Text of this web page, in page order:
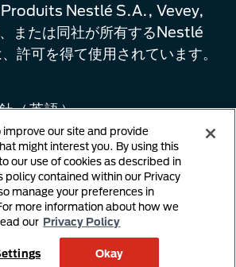
Nestlé S.A., Vevey,
または同社が所有するNestlé
許可を得て使用されています。
（英語）​
シー（日本語）​
たコンテンツ
法
improve our site and provide
might interest you. By using this
our use of cookies as described in
policy contained within our Privacy
manage your preferences in
more information about how we
our Privacy Policy
Okay